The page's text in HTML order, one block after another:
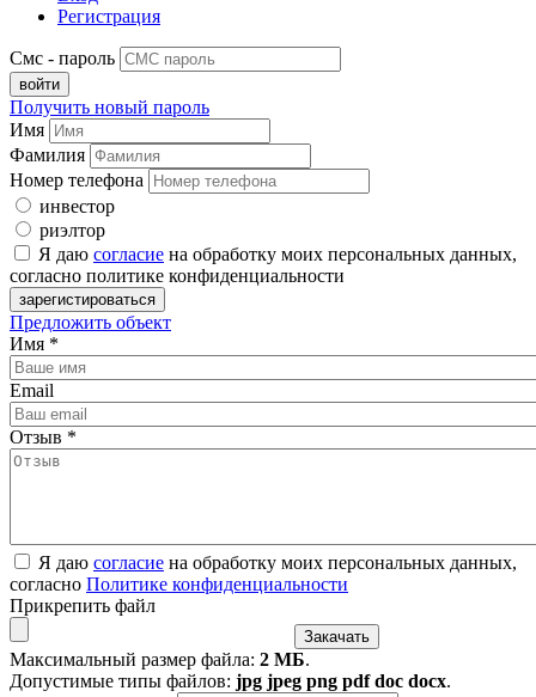
Регистрация
Смс - пароль
Получить новый пароль
Имя
Фамилия
Номер телефона
инвестор
риэлтор
Я даю согласие на обработку моих персональных данных,
согласно политике конфиденциальности
Предложить объект
Имя *
Email
Отзыв *
Я даю согласие на обработку моих персональных данных,
согласно Политике конфиденциальности
Прикрепить файл
Максимальный размер файла: 2 МБ.
Допустимые типы файлов: jpg jpeg png pdf doc docx.